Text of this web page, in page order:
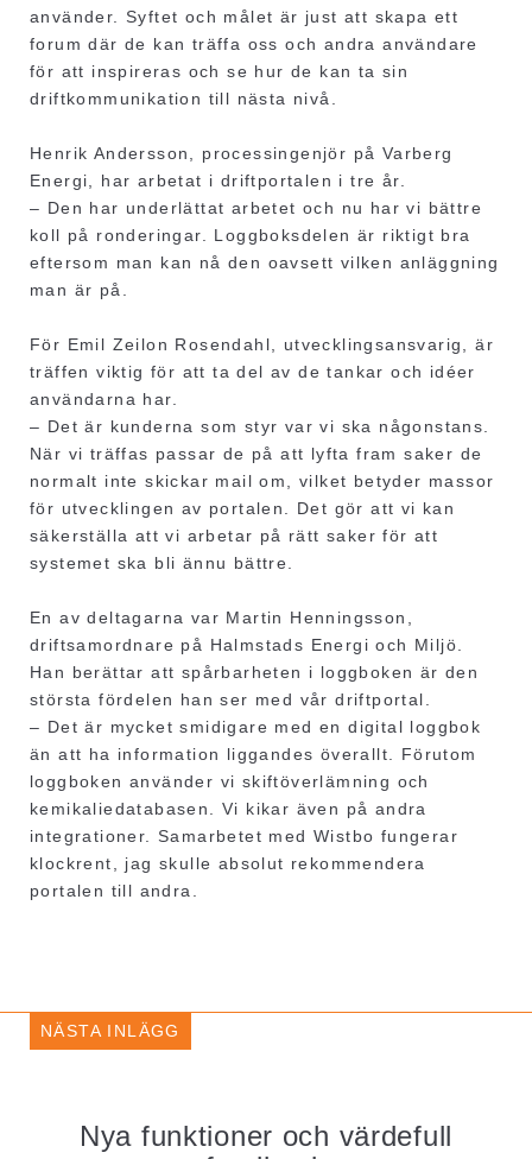
använder. Syftet och målet är just att skapa ett
forum där de kan träffa oss och andra användare
för att inspireras och se hur de kan ta sin
driftkommunikation till nästa nivå.
Henrik Andersson, processingenjör på Varberg
Energi, har arbetat i driftportalen i tre år.
– Den har underlättat arbetet och nu har vi bättre
koll på ronderingar. Loggboksdelen är riktigt bra
eftersom man kan nå den oavsett vilken anläggning
man är på.
För Emil Zeilon Rosendahl, utvecklingsansvarig, är
träffen viktig för att ta del av de tankar och idéer
användarna har.
– Det är kunderna som styr var vi ska någonstans.
När vi träffas passar de på att lyfta fram saker de
normalt inte skickar mail om, vilket betyder massor
för utvecklingen av portalen. Det gör att vi kan
säkerställa att vi arbetar på rätt saker för att
systemet ska bli ännu bättre.
En av deltagarna var Martin Henningsson,
driftsamordnare på Halmstads Energi och Miljö.
Han berättar att spårbarheten i loggboken är den
största fördelen han ser med vår driftportal.
– Det är mycket smidigare med en digital loggbok
än att ha information liggandes överallt. Förutom
loggboken använder vi skiftöverlämning och
kemikaliedatabasen. Vi kikar även på andra
integrationer. Samarbetet med Wistbo fungerar
klockrent, jag skulle absolut rekommendera
portalen till andra.
NÄSTA INLÄGG
Nya funktioner och värdefull